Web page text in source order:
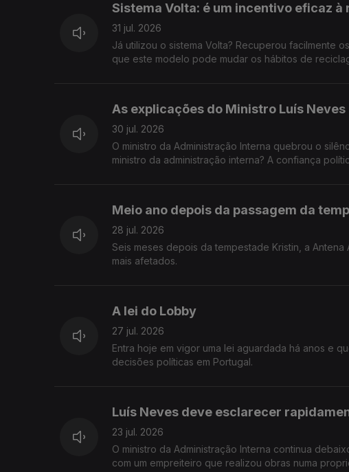
Sistema Volta: é um incentivo eficaz à
31 jul. 2026
Já utilizou o sistema Volta? Recuperou facilmente
que este modelo pode mudar os hábitos de
As explicações do Ministro Luís Neves
30 jul. 2026
O ministro da Administração Interna quebrou o
ministro da administração interna? A confiança
Meio ano depois da passagem da
28 jul. 2026
Seis meses depois da tempestade Kristin, a
mais afetados.
A lei do Lobby
27 jul. 2026
Entra hoje em vigor uma lei aguardada há anos e
decisões políticas em Portugal.
Luís Neves deve esclarecer
23 jul. 2026
O ministro da Administração Interna continua
com um empreiteiro que realizou obras numa